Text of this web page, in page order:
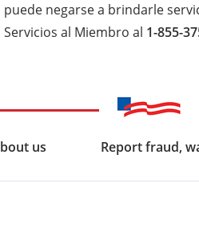
negarse a brindarle
al Miembro al 1-855-
us Report fraud,